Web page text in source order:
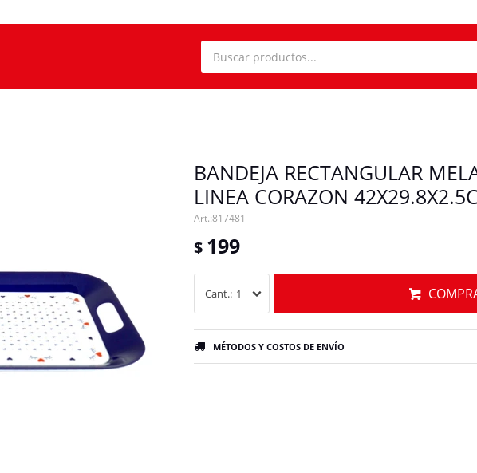
BANDEJA RECTANGULAR
LINEA CORAZON
817481
$ 199
1
MÉTODOS Y COSTOS DE ENVÍO